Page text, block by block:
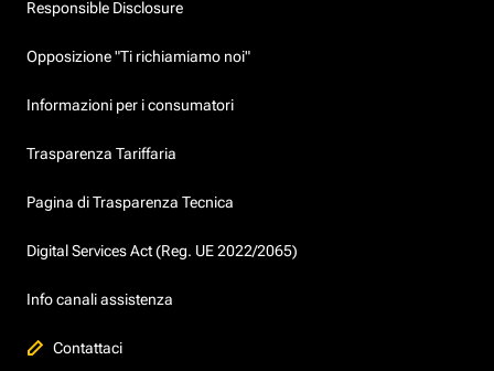
Responsible Disclosure
Opposizione "Ti richiamiamo noi"
Informazioni per i consumatori
Trasparenza Tariffaria
Pagina di Trasparenza Tecnica
Digital Services Act (Reg. UE 2022/2065)
Info canali assistenza
Contattaci